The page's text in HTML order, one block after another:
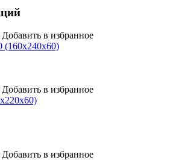
Добавить в избранное
Добавить в избранное
Добавить в избранное